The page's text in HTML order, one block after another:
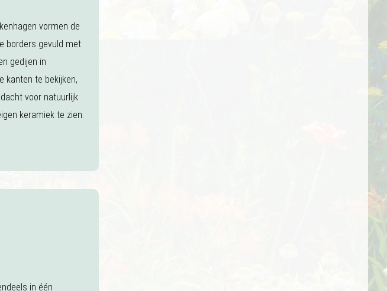
vormen de
borders gevuld met
gedijen in
kanten te bekijken,
voor natuurlijk
keramiek te zien.
in één